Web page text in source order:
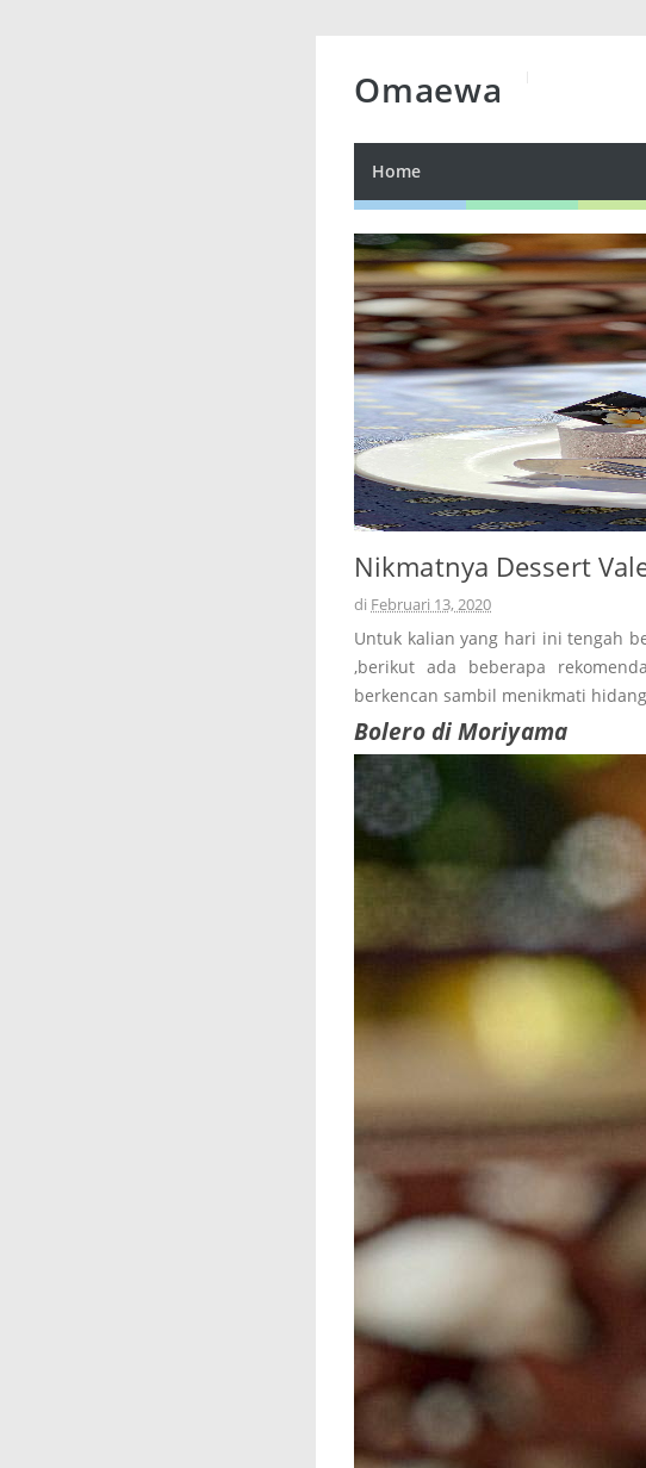
Omaewa
Home
Nikmatnya Dessert
di Februari 13, 2020
Untuk kalian yang hari ini tengah
,berikut ada beberapa
berkencan sambil menikmati
Bolero di Moriyama